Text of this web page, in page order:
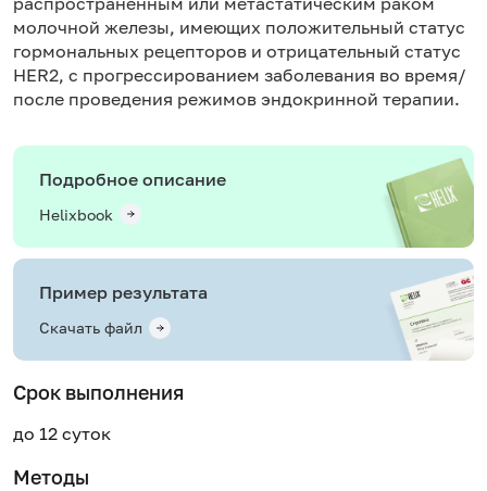
молочной железы, имеющих положительный статус
гормональных рецепторов и отрицательный статус
HER2, с прогрессированием заболевания во время/
после проведения режимов эндокринной терапии.
Подробное описание
Helixbook
Пример результата
Скачать файл
Срок выполнения
до 12 суток
Методы